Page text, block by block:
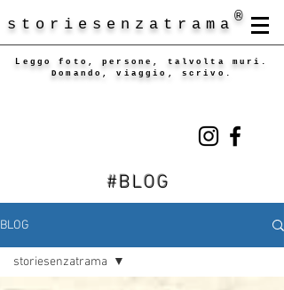
storiesenzatrama ®
Leggo foto, persone, talvolta muri.
Domando, viaggio, scrivo.
#BLOG
BLOG
storiesenzatrama